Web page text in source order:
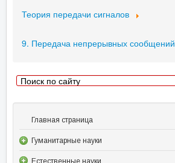
Теория передачи сигналов
9. Передача непрерывных сообщений
Главная страница
Гуманитарные науки
Естественные науки